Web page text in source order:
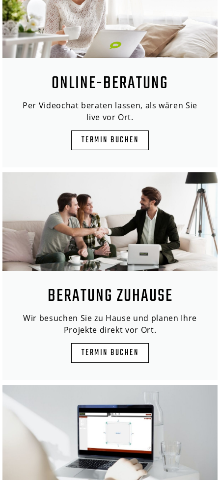
ONLINE-BERATUNG
Per Videochat beraten lassen, als wären Sie
live vor Ort.
TERMIN BUCHEN
BERATUNG ZUHAUSE
Wir besuchen Sie zu Hause und planen Ihre
Projekte direkt vor Ort.
TERMIN BUCHEN